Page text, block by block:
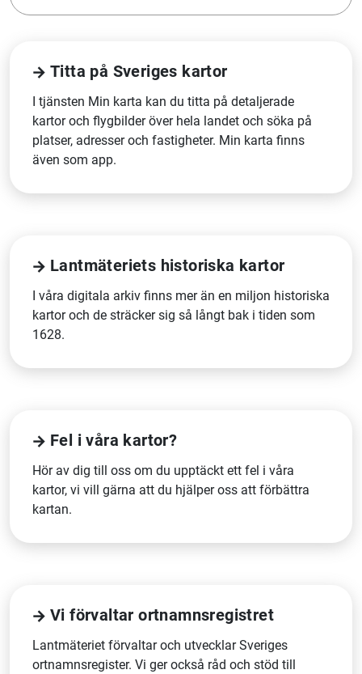
Titta på Sveriges kartor
I tjänsten Min karta kan du titta på detaljerade
kartor och flygbilder över hela landet och söka på
platser, adresser och fastigheter. Min karta finns
även som app.
Lantmäteriets historiska kartor
I våra digitala arkiv finns mer än en miljon historiska
kartor och de sträcker sig så långt bak i tiden som
1628.
Fel i våra kartor?
Hör av dig till oss om du upptäckt ett fel i våra
kartor, vi vill gärna att du hjälper oss att förbättra
kartan.
Vi förvaltar ortnamnsregistret
Lantmäteriet förvaltar och utvecklar Sveriges
ortnamnsregister. Vi ger också råd och stöd till